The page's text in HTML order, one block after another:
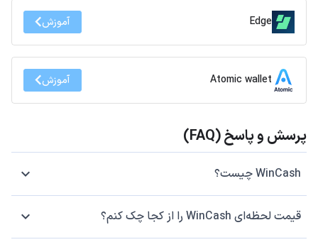
Edge آموزش
Atomic wallet آموزش
پرسش و پاسخ (FAQ)
WinCash چیست؟
قیمت لحظه‌ای WinCash را از کجا چک کنم؟